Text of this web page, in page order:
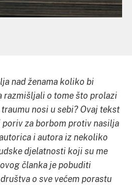
nad ženama koliko bi
razmišljali o tome što prolazi
nosi u sebi? Ovaj tekst
poriv za borbom protiv nasilja
i autora iz nekoliko
djelatnosti koji su me
članka je pobuditi
o sve većem porastu